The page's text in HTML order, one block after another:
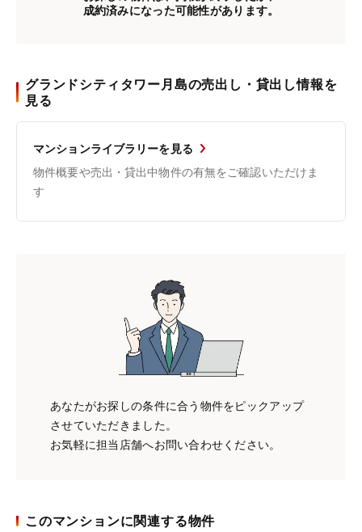
成約済みになった可能性があります。
グランドシティタワー月島の売出し・貸出し情報を
見る
マンションライブラリーを見る
物件概要や売出・貸出中物件の有無をご確認いただけま
す
あなたがお探しの条件に合う物件をピックアップ
させていただきました。
お気軽に担当店舗へお問い合わせください。
このマンションに関連する物件